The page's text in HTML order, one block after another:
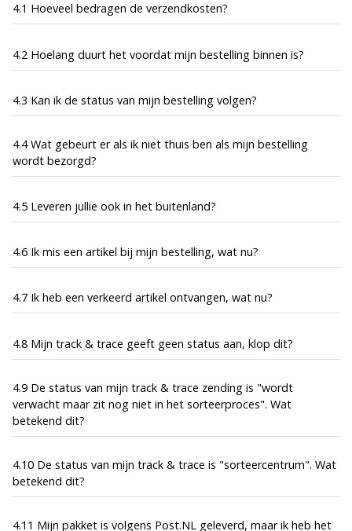
4.1 Hoeveel bedragen de verzendkosten?
4.2 Hoelang duurt het voordat mijn bestelling binnen is?
4.3 Kan ik de status van mijn bestelling volgen?
4.4 Wat gebeurt er als ik niet thuis ben als mijn bestelling
wordt bezorgd?
4.5 Leveren jullie ook in het buitenland?
4.6 Ik mis een artikel bij mijn bestelling, wat nu?
4.7 Ik heb een verkeerd artikel ontvangen, wat nu?
4.8 Mijn track & trace geeft geen status aan, klop dit?
4.9 De status van mijn track & trace zending is "wordt
verwacht maar zit nog niet in het sorteerproces". Wat
betekend dit?
4.10 De status van mijn track & trace is "sorteercentrum". Wat
betekend dit?
4.11 Mijn pakket is volgens Post.NL geleverd, maar ik heb het